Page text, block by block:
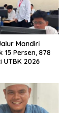
Mandiri
15 Persen, 878
UTBK 2026